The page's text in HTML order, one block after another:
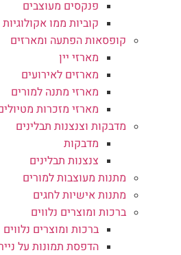
פנקסים מעוצבים
קוביות ממו אקולוגיות
קופסאות הפתעה ומארזים
מארזי יין
מארזים לאירועים
מארזי מתנה למורים
מארזי מזכרות מטיולים
מדבקות וצנצנות תבלינים
מדבקות
צנצנות תבלינים
מתנות מעוצבות למורים
מתנות אישיות לחגים
ברכות ומוצרים נלווים
ברכות ומוצרים נלווים
הדפסת תמונות על נייר